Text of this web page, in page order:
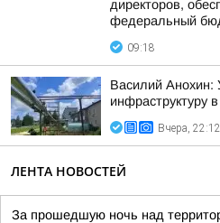
директоров,
федеральный
09:18
Василий
инфраструктуру
Вчера, 22:12
ЛЕНТА НОВОСТЕЙ
За прошедшую ночь над